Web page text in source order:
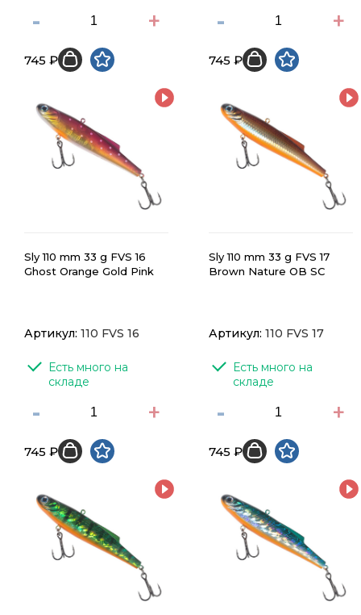
- +
745 ₽
- +
745 ₽
Sly 110 mm 33 g FVS 16
Ghost Orange Gold Pink
Артикул: 110 FVS 16
Есть много на
складе
- +
745 ₽
Sly 110 mm 33 g FVS 17
Brown Nature OB SC
Артикул: 110 FVS 17
Есть много на
складе
- +
745 ₽